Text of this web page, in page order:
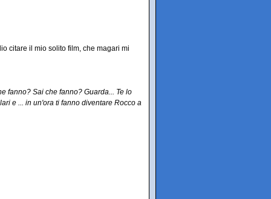
citare il mio solito film, che magari mi
fanno? Sai che fanno? Guarda... Te lo
e ... in un'ora ti fanno diventare Rocco a